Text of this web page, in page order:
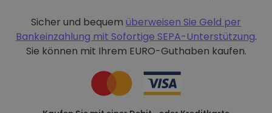
Sicher und bequem überweisen Sie Geld per
Bankeinzahlung mit Sofortige SEPA-Unterstützung.
Sie können mit Ihrem EURO-Guthaben kaufen.